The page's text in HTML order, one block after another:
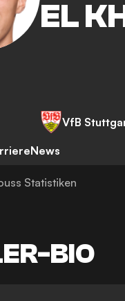
EL
VfB
News
Statistiken
BIO